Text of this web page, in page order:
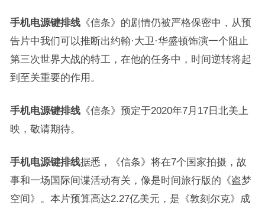
手机电源键排线《信条》的剧情仍被严格保密中，从预
告片中我们可以推断出约翰·大卫·华盛顿饰演一个阻止
第三次世界大战的特工，在他的任务中，时间逆转将起
到至关重要的作用。
手机电源键排线《信条》预定于2020年7月17日北美上
映，敬请期待。
手机电源键排线据悉，《信条》将在7个国家拍摄，故
事和一场国际间谍活动有关，像是时间旅行版的《盗梦
空间》。本片预算高达2.27亿美元，是《敦刻尔克》成